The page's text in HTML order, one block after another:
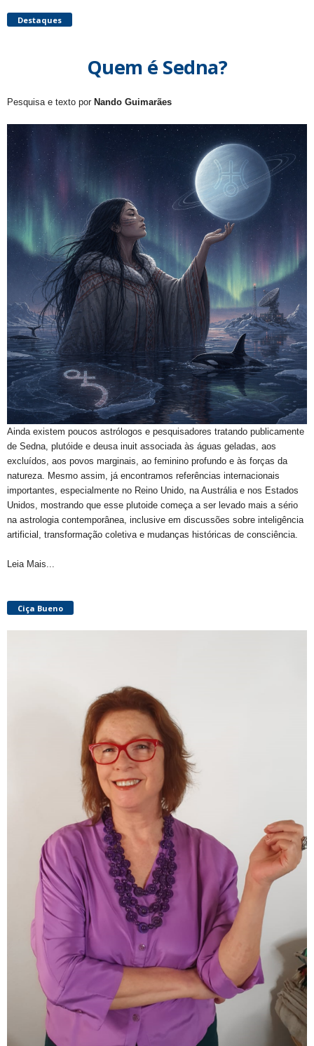
Destaques
Quem é Sedna?
Pesquisa e texto por Nando Guimarães
Ainda existem poucos astrólogos e pesquisadores tratando publicamente
de Sedna, plutóide e deusa inuit associada às águas geladas, aos
excluídos, aos povos marginais, ao feminino profundo e às forças da
natureza. Mesmo assim, já encontramos referências internacionais
importantes, especialmente no Reino Unido, na Austrália e nos Estados
Unidos, mostrando que esse plutoide começa a ser levado mais a sério
na astrologia contemporânea, inclusive em discussões sobre inteligência
artificial, transformação coletiva e mudanças históricas de consciência.
Leia Mais...
Ciça Bueno